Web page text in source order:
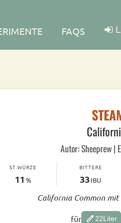
FAQS
Autor: Sheeprew |
ST.WÜRZE
11 %
BITTERE
33 IBU
California Common mit
für edit 22Liter